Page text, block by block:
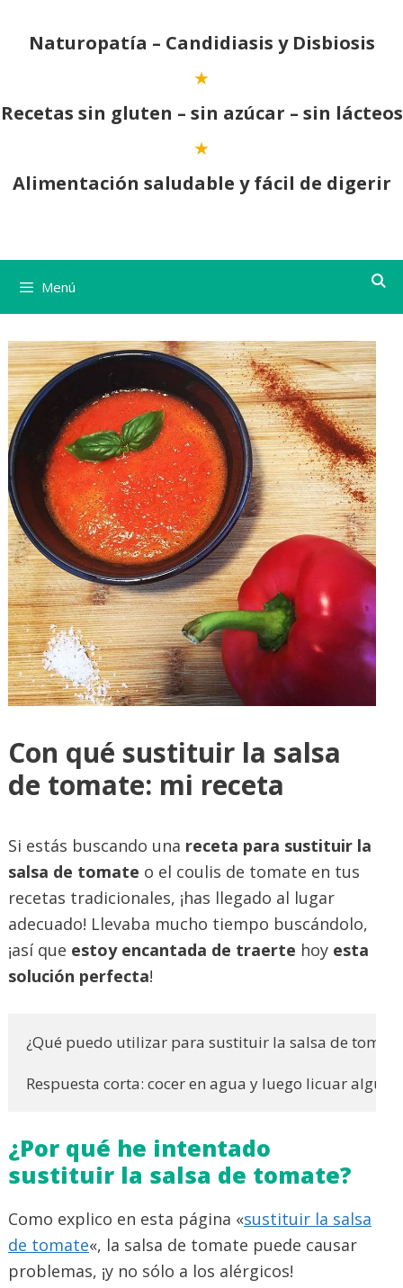
contenido
Naturopatía – Candidiasis y Disbiosis
Recetas sin gluten – sin azúcar – sin lácteos
Alimentación saludable y fácil de digerir
Menú
Con qué sustituir la salsa
de tomate: mi receta
Si estás buscando una receta para sustituir la
salsa de tomate o el coulis de tomate en tus
recetas tradicionales, ¡has llegado al lugar
adecuado! Llevaba mucho tiempo buscándolo,
¡así que estoy encantada de traerte hoy esta
solución perfecta!
¿Qué puedo utilizar para sustituir la salsa de
Respuesta corta: cocer en agua y luego licuar
¿Por qué he intentado
sustituir la salsa de tomate?
Como explico en esta página «sustituir la salsa
de tomate«, la salsa de tomate puede causar
problemas, ¡y no sólo a los alérgicos!